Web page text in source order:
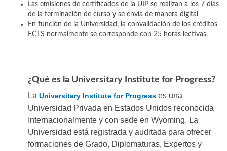
Las emisiones de certificados de la UIP se realizan a los 7 días
de la terminación de curso y se envía de manera digital
En función de la Universidad, la convalidación de los créditos
ECTS normalmente se corresponde con 25 horas lectivas.
¿Qué es la Universitary Institute for Progress?
La Universitary Institute for Progress es una
Universidad Privada en Estados Unidos reconocida
Internacionalmente y con sede en Wyoming. La
Universidad está registrada y auditada para ofrecer
formaciones de Grado, Diplomaturas, Expertos y